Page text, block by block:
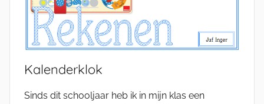
Kalenderklok
Sinds dit schooljaar heb ik in mijn klas een